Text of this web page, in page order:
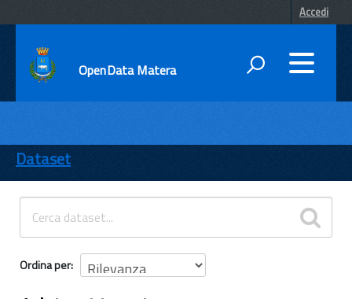
Accedi
OpenData Matera
ENTI
TEMI
INFORMAZIONI
Dataset
Ordina per